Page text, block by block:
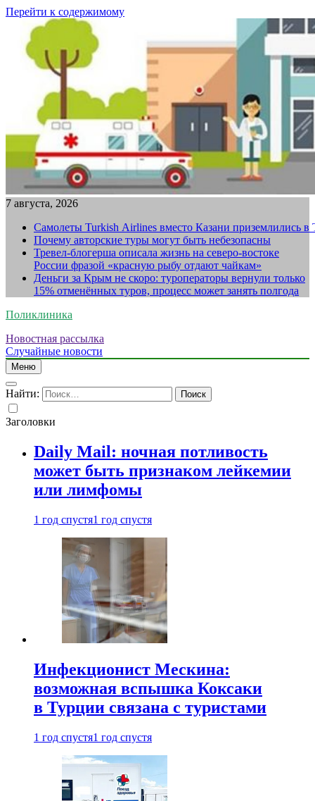
Перейти к содержимому
7 августа, 2026
Самолеты Turkish Airlines вместо Казани приземлились в
Почему авторские туры могут быть небезопасны
Тревел-блогерша описала жизнь на северо-востоке
России фразой «красную рыбу отдают чайкам»
Деньги за Крым не скоро: туроператоры вернули только
15% отменённых туров, процесс может занять полгода
Поликлиника
Новостная рассылка
Случайные новости
Меню
Найти:
Заголовки
Daily Mail: ночная потливость
может быть признаком лейкемии
или лимфомы
1 год спустя1 год спустя
Инфекционист Мескина:
возможная вспышка Коксаки
в Турции связана с туристами
1 год спустя1 год спустя